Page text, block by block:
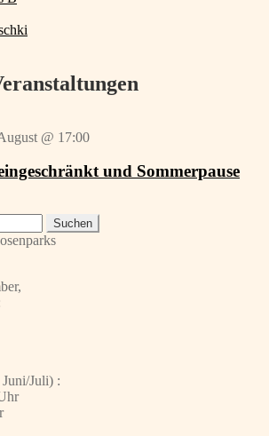
@ 17:00
und Sommerpause
Juli) :